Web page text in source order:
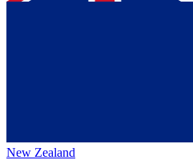
New Zealand